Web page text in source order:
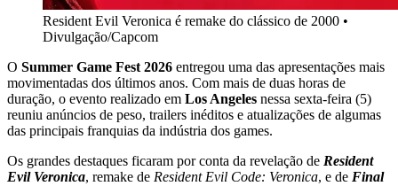
Resident Evil Veronica é remake do clássico de 2000 •
Divulgação/Capcom
O Summer Game Fest 2026 entregou uma das apresentações mais
movimentadas dos últimos anos. Com mais de duas horas de
duração, o evento realizado em Los Angeles nessa sexta-feira (5)
reuniu anúncios de peso, trailers inéditos e atualizações de algumas
das principais franquias da indústria dos games.
Os grandes destaques ficaram por conta da revelação de Resident
Evil Veronica, remake de Resident Evil Code: Veronica, e de Final